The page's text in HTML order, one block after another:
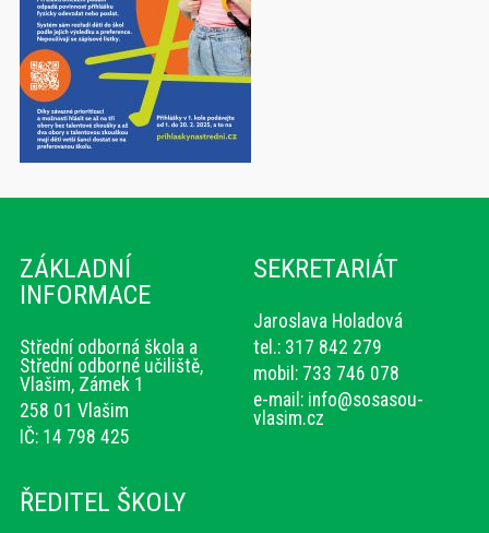
ZÁKLADNÍ
INFORMACE
Střední odborná škola a
Střední odborné učiliště,
Vlašim, Zámek 1
258 01 Vlašim
IČ: 14 798 425
SEKRETARIÁT
Jaroslava Holadová
tel.: 317 842 279
mobil: 733 746 078
e-mail: info@sosasou-
vlasim.cz
ŘEDITEL ŠKOLY